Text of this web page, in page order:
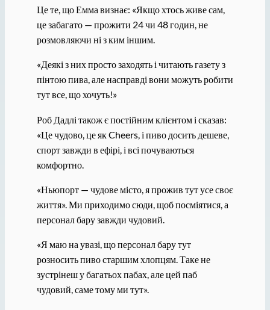
Це те, що Емма визнає: «Якщо хтось живе сам,
це забагато — прожити 24 чи 48 годин, не
розмовляючи ні з ким іншим.
«Деякі з них просто заходять і читають газету з
пінтою пива, але насправді вони можуть робити
тут все, що хочуть!»
Роб Дадлі також є постійним клієнтом і сказав:
«Це чудово, це як Cheers, і пиво досить дешеве,
спорт завжди в ефірі, і всі почуваються
комфортно.
«Ньюпорт — чудове місто, я прожив тут усе своє
життя». Ми приходимо сюди, щоб посміятися, а
персонал бару завжди чудовий.
«Я маю на увазі, що персонал бару тут
розносить пиво старшим хлопцям. Таке не
зустрінеш у багатьох пабах, але цей паб
чудовий, саме тому ми тут».